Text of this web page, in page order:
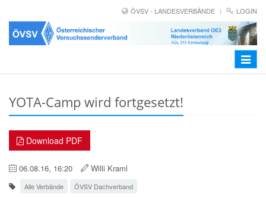
ÖVSV - LANDESVERBÄNDE LOGIN
Toggle
YOTA-Camp wird fortgesetzt!
Download PDF
06.08.16, 16:20 Willi Kraml
Alle Verbände ÖVSV Dachverband